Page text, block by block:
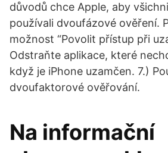
důvodů chce Apple, aby
používali dvoufázové ověření.
možnost “Povolit přístup při
Odstraňte aplikace, které
když je iPhone uzamčen. 7.)
dvoufaktorové ověřování.
Na informační